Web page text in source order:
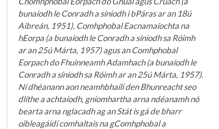
bunaíodh le Conradh a síníodh i bPáras ar an 18ú
Aibreán, 1951), Comhphobal Eacnamaíochta na
hEorpa (a bunaíodh le Conradh a síníodh sa Róimh
ar an 25ú Márta, 1957) agus an Comhphobal
Eorpach do Fhuinneamh Adamhach (a bunaíodh le
Conradh a síníodh sa Róimh ar an 25ú Márta, 1957).
Ní dhéanann aon neamhbhailí den Bhunreacht seo
dlíthe a achtaíodh, gníomhartha arna ndéanamh nó
bearta arna nglacadh ag an Stát is gá de bharr
oibleagáidí comhaltais na gComhphobal a